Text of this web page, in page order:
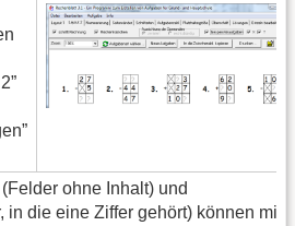
ohne Inhalt) und
in die eine Ziffer gehört) können mit